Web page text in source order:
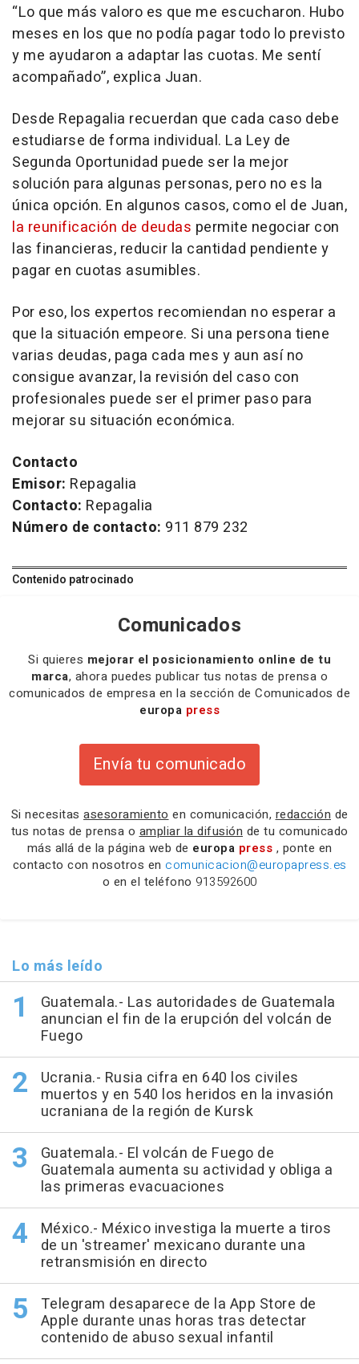
“Lo que más valoro es que me escucharon. Hubo
meses en los que no podía pagar todo lo previsto
y me ayudaron a adaptar las cuotas. Me sentí
acompañado”, explica Juan.
Desde Repagalia recuerdan que cada caso debe
estudiarse de forma individual. La Ley de
Segunda Oportunidad puede ser la mejor
solución para algunas personas, pero no es la
única opción. En algunos casos, como el de Juan,
la reunificación de deudas permite negociar con
las financieras, reducir la cantidad pendiente y
pagar en cuotas asumibles.
Por eso, los expertos recomiendan no esperar a
que la situación empeore. Si una persona tiene
varias deudas, paga cada mes y aun así no
consigue avanzar, la revisión del caso con
profesionales puede ser el primer paso para
mejorar su situación económica.
Contacto
Emisor: Repagalia
Contacto: Repagalia
Número de contacto: 911 879 232
Contenido patrocinado
Comunicados
Si quieres mejorar el posicionamiento online de tu
marca, ahora puedes publicar tus notas de prensa o
comunicados de empresa en la sección de Comunicados de
europa press
Envía tu comunicado
Si necesitas asesoramiento en comunicación, redacción de
tus notas de prensa o ampliar la difusión de tu comunicado
más allá de la página web de europa press , ponte en
contacto con nosotros en comunicacion@europapress.es
o en el teléfono 913592600
Lo más leído
Guatemala.- Las autoridades de Guatemala
anuncian el fin de la erupción del volcán de
Fuego
Ucrania.- Rusia cifra en 640 los civiles
muertos y en 540 los heridos en la invasión
ucraniana de la región de Kursk
Guatemala.- El volcán de Fuego de
Guatemala aumenta su actividad y obliga a
las primeras evacuaciones
México.- México investiga la muerte a tiros
de un 'streamer' mexicano durante una
retransmisión en directo
Telegram desaparece de la App Store de
Apple durante unas horas tras detectar
contenido de abuso sexual infantil